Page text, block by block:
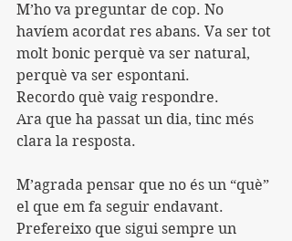
M’ho va preguntar de cop. No
havíem acordat res abans. Va ser tot
molt bonic perquè va ser natural,
perquè va ser espontani.
Recordo què vaig respondre.
Ara que ha passat un dia, tinc més
clara la resposta.
M’agrada pensar que no és un “què”
el que em fa seguir endavant.
Prefereixo que sigui sempre un